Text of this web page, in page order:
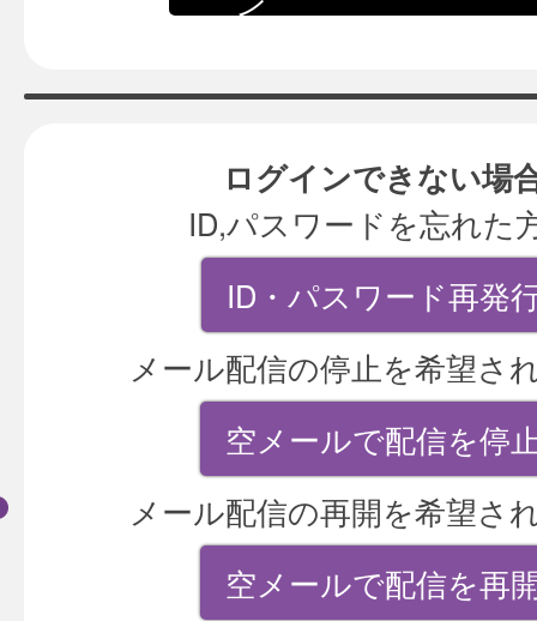
ログインできない場
ID,パスワードを忘れた
ID・パスワード再発
メール配信の停止を希望さ
空メールで配信を停
メール配信の再開を希望さ
空メールで配信を再